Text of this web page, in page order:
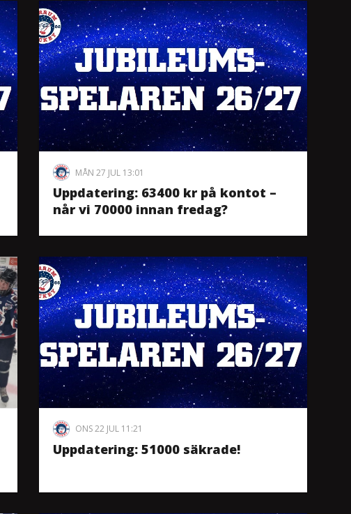
MÅN 27 JUL 13:01
Uppdatering: 63400 kr på kontot –
når vi 70000 innan fredag?
ONS 22 JUL 11:21
Uppdatering: 51000 säkrade!